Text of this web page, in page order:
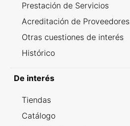
Prestación de Servicios
Acreditación de Proveedores
Otras cuestiones de interés
Histórico
De interés
Tiendas
Catálogo